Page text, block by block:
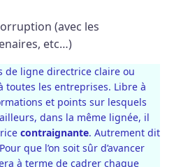
(avec les
etc…)
de ligne directrice claire ou
toutes les entreprises. Libre à
et points sur lesquels
dans la même lignée, il
contraignante. Autrement dit
que l’on soit sûr d’avancer
à terme de cadrer chaque